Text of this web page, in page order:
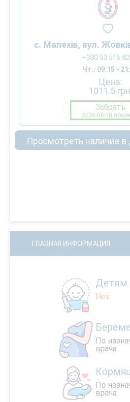
с. Малехів, вул.
+380 50 515
Чт.: 09:15 -
Цена:
1011.5
Забрать
2026-08-10
Просмотреть наличие в
ГЛАВНАЯ ИНФОРМАЦИЯ
Детям
Нет
По
врача
По
врача